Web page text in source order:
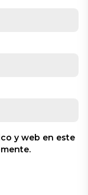
y web en este